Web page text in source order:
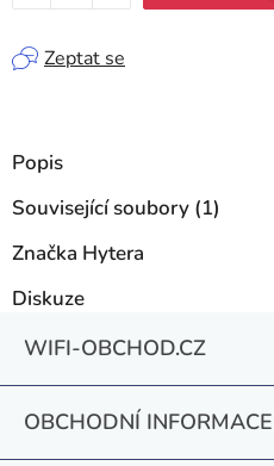
Zeptat se
Popis
Související soubory (1)
Značka Hytera
Diskuze
WIFI-OBCHOD.CZ
OBCHODNÍ INFORMACE